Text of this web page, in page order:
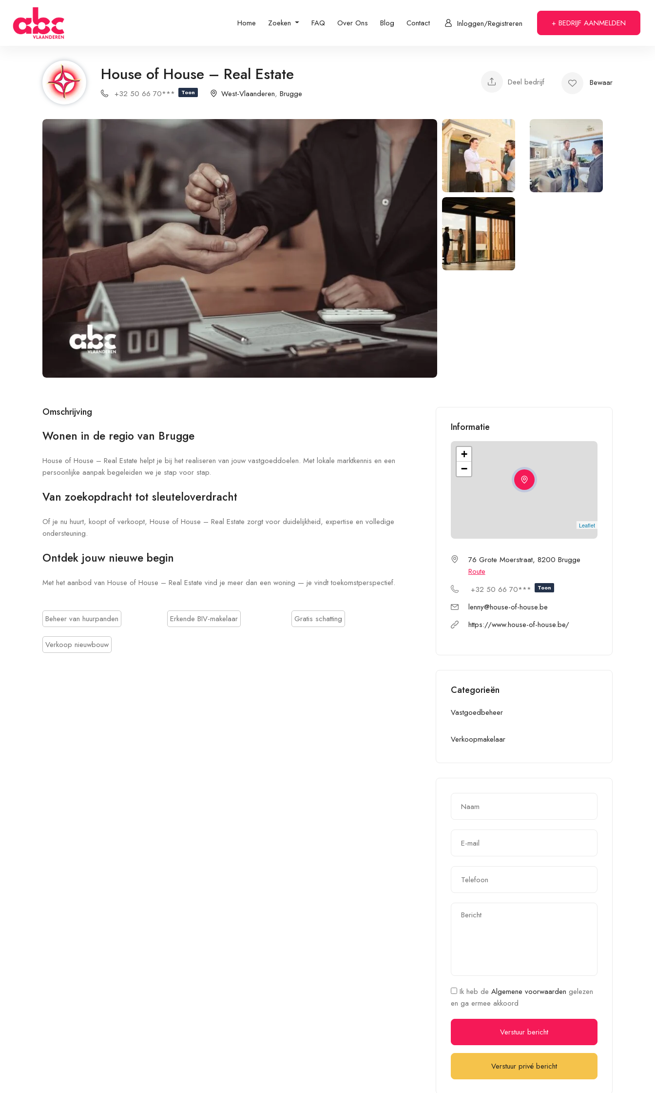
Home Zoeken FAQ Over Ons Blog Contact Inloggen/Registreren + BEDRIJF AANMELDEN
House of House – Real Estate
+32 50 66 70*** Toon West-Vlaanderen, Brugge
Deel bedrijf Bewaar
Omschrijving
Wonen in de regio van Brugge
House of House – Real Estate helpt je bij het realiseren van jouw vastgoeddoelen. Met lokale marktkennis en een
persoonlijke aanpak begeleiden we je stap voor stap.
Van zoekopdracht tot sleuteloverdracht
Of je nu huurt, koopt of verkoopt, House of House – Real Estate zorgt voor duidelijkheid, expertise en volledige
ondersteuning.
Ontdek jouw nieuwe begin
Met het aanbod van House of House – Real Estate vind je meer dan een woning — je vindt toekomstperspectief.
Beheer van huurpanden Erkende BIV-makelaar Gratis schatting
Verkoop nieuwbouw
Informatie
+
−
Leaflet
76 Grote Moerstraat, 8200 Brugge
Route
+32 50 66 70***
Toon
lenny@house-of-house.be
https://www.house-of-house.be/
Categorieën
Vastgoedbeheer
Verkoopmakelaar
Ik heb de Algemene voorwaarden gelezen
en ga ermee akkoord
Verstuur bericht
Verstuur privé bericht